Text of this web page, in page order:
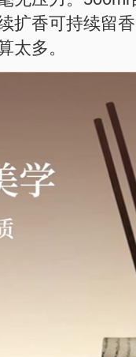
扩香可持续留
太多。